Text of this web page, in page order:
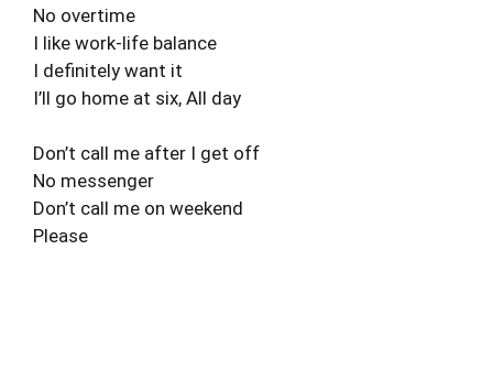
No overtime
I like work-life balance
I definitely want it
I’ll go home at six, All day
Don’t call me after I get off
No messenger
Don’t call me on weekend
Please